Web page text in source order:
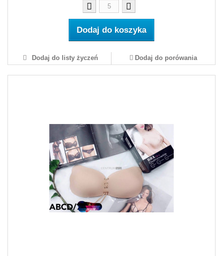
Dodaj do koszyka
Dodaj do listy życzeń Dodaj do porówania